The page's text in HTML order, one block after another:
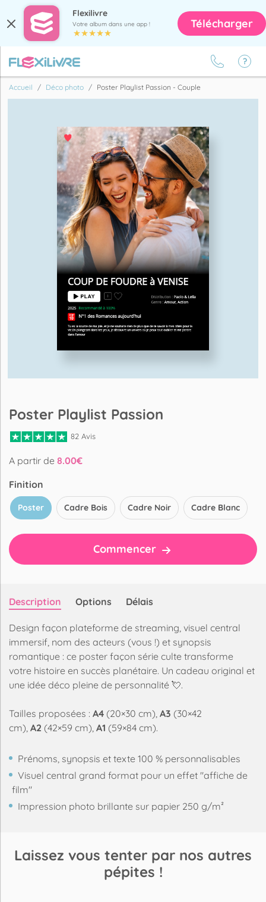
Flexilivre
Votre album dans une app ! Télécharger
Accueil Déco photo Poster Playlist Passion - Couple
Poster Playlist Passion
82 Avis
A partir de 8.00€
Finition
Poster Cadre Bois Cadre Noir Cadre Blanc
Commencer
Description Options Délais
Design façon plateforme de streaming, visuel central
immersif, nom des acteurs (vous !) et synopsis
romantique : ce poster façon série culte transforme
votre histoire en succès planétaire. Un cadeau original et
une idée déco pleine de personnalité 💘.
Tailles proposées : A4 (20×30 cm), A3 (30×42
cm), A2 (42×59 cm), A1 (59×84 cm).
Prénoms, synopsis et texte 100 % personnalisables
Visuel central grand format pour un effet "affiche de
film"
Impression photo brillante sur papier 250 g/m²
Laissez vous tenter par nos autres
pépites !